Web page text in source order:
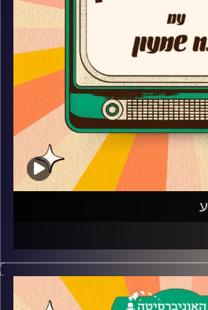
להתעסק בנוסטלגיה ולהיצמד
ערוץ הילדים המיתולוגיים- עודד
ומה קרה למנצח הבלתי מעורר של חידון ילדי שנות ה-90, האם
בחידון הזה מישהו אחר ייקח
רזיאל יהודאי
הכי מצליח שכולנו צורכים מגיע